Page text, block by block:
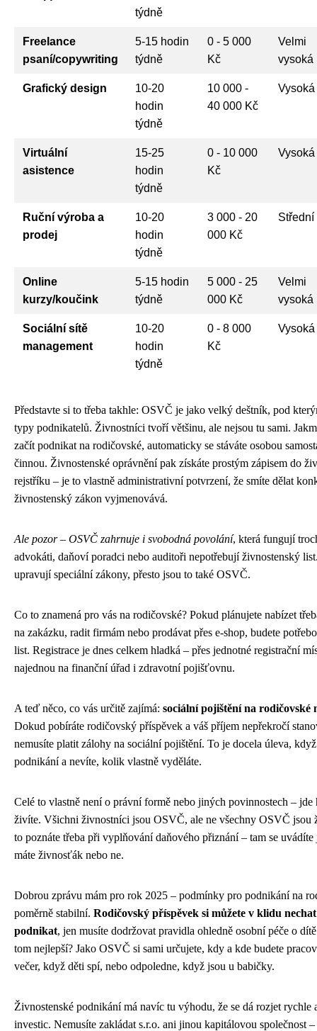
týdně
Freelance
psaní/copywriting
5-15 hodin
týdně
0 - 5 000
Kč
Velmi
vysoká
Grafický design
10-20
hodin
týdně
10 000 -
40 000 Kč
Vysoká
Virtuální
asistence
15-25
hodin
týdně
0 - 10 000
Kč
Vysoká
Ruční výroba a
prodej
10-20
hodin
týdně
3 000 - 20
000 Kč
Střední
Online
kurzy/koučink
5-15 hodin
týdně
5 000 - 25
000 Kč
Velmi
vysoká
Sociální sítě
management
10-20
hodin
týdně
0 - 8 000
Kč
Vysoká
Představte si to třeba takhle: OSVČ je jako velký deštník, pod
typy podnikatelů. Živnostníci tvoří většinu, ale nejsou tu sami.
začít podnikat na rodičovské, automaticky se stáváte osobou
činnou. Živnostenské oprávnění pak získáte prostým zápisem do
rejstříku – je to vlastně administrativní potvrzení, že smíte dělat
živnostenský zákon vyjmenovává.
Ale pozor – OSVČ zahrnuje i svobodná povolání, která fungují
advokáti, daňoví poradci nebo auditoři nepotřebují živnostenský
upravují speciální zákony, přesto jsou to také OSVČ.
Co to znamená pro vás na rodičovské? Pokud plánujete nabízet
na zakázku, radit firmám nebo prodávat přes e-shop, budete
list. Registrace je dnes celkem hladká – přes jednotné registrační
najednou na finanční úřad i zdravotní pojišťovnu.
A teď něco, co vás určitě zajímá: sociální pojištění na rodičovské
Dokud pobíráte rodičovský příspěvek a váš příjem nepřekročí
nemusíte platit zálohy na sociální pojištění. To je docela úleva,
podnikání a nevíte, kolik vlastně vyděláte.
Celé to vlastně není o právní formě nebo jiných povinnostech – jde
živíte. Všichni živnostníci jsou OSVČ, ale ne všechny OSVČ jsou
to poznáte třeba při vyplňování daňového přiznání – tam se
máte živnosťák nebo ne.
Dobrou zprávu mám pro rok 2025 – podmínky pro podnikání na
poměrně stabilní. Rodičovský příspěvek si můžete v klidu
podnikat, jen musíte dodržovat pravidla ohledně osobní péče o
tom nejlepší? Jako OSVČ si sami určujete, kdy a kde budete
večer, když děti spí, nebo odpoledne, když jsou u babičky.
Živnostenské podnikání má navíc tu výhodu, že se dá rozjet rychle
investic. Nemusíte zakládat s.r.o. ani jinou kapitálovou společnost